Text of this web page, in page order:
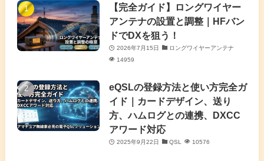
(4)
(3)
(7)
(6)
(7)
(5)
(4)
(2)
(5)
(1)
【完全ガイド】ロングワイヤー
アンテナの設置と調整｜HFバン
ドでDXを狙う！
2026年7月15日
ロングワイヤーアンテナ
14959
eQSLの登録方法と使い方完全ガ
イド｜カードデザイン、送り
方、ハムログとの連携、DXCC
アワード対応
2025年9月22日 QSL 10576